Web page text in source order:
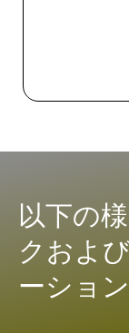
以下の
クおよ
ーショ